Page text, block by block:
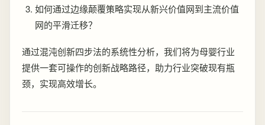
如何通过边缘颠覆策略实现从新兴价值网到主流价值
网的平滑迁移？
通过混沌创新四步法的系统性分析，我们将为母婴行业
提供一套可操作的创新战略路径，助力行业突破现有瓶
颈，实现高效增长。